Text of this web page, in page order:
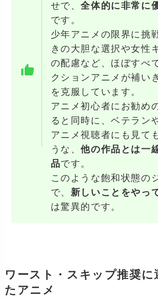
せで、全体的に非常に
です。
少年アニメの限界に挑
きの大胆な選択や女性
の配慮など、ほぼすべ
クションアニメが補い
を克服しています。
アニメ初心者にお勧め
ると同時に、ベテラン
アニメ視聴者にも見て
うな、他の作品とは一
品です。
このような飽和状態の
で、 新しいことをやっ
は驚異的です。
ワースト・スキップ推奨に
たアニメ